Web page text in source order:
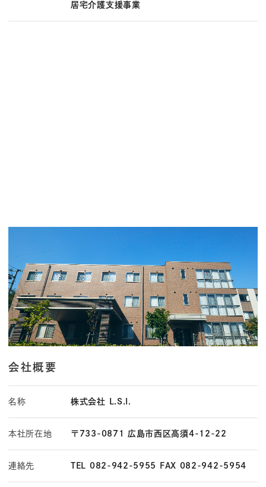
居宅介護支援事業
会社概要
名称 株式会社 L.S.I.
本社所在地 〒733-0871 広島市西区高須4-12-22
連絡先 TEL 082-942-5955 FAX 082-942-5954